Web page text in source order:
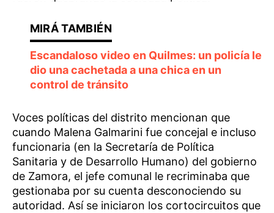
Escandaloso video en Quilmes: un policía le
dio una cachetada a una chica en un
control de tránsito
Voces políticas del distrito mencionan que
cuando Malena Galmarini fue concejal e incluso
funcionaria (en la Secretaría de Política
Sanitaria y de Desarrollo Humano) del gobierno
de Zamora, el jefe comunal le recriminaba que
gestionaba por su cuenta desconociendo su
autoridad. Así se iniciaron los cortocircuitos que